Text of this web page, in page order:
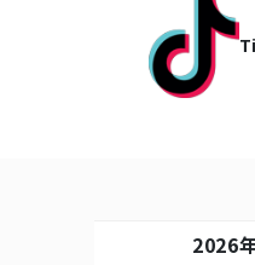
2026